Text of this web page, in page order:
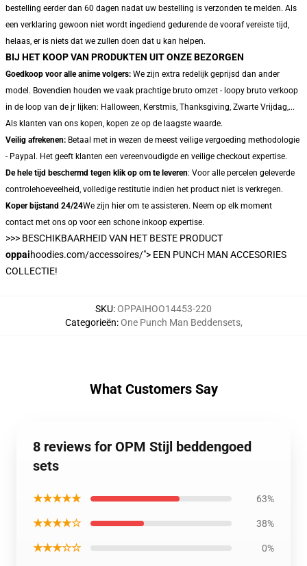
bestelling eerder dan 60 dagen nadat uw bestelling is verzonden te melden. Als
een verklaring gewoon niet wordt ingediend gedurende de vooraf vereiste tijd,
helaas, er is niets dat we zullen doen dat u kan helpen.
BIJ HET KOOP VAN PRODUKTEN UIT ONZE BEZORGEN
Goedkoop voor alle anime volgers: We zijn extra redelijk geprijsd dan ander
model. Bovendien houden we vaak prachtige bruto omzet - loopy bruto verkoop
in de loop van de jr lijken: Halloween, Kerstmis, Thanksgiving, Zwarte Vrijdag,...
Als klanten van ons kopen, kopen ze op de laagste waarde.
Veilig afrekenen: Betaal met in wezen de meest veilige vergoeding methodologie
- Paypal. Het geeft klanten een vereenvoudigde en veilige checkout expertise.
De hele tijd beschermd tegen klik op om te leveren: Voor alle percelen geleverde
controlehoeveelheid, volledige restitutie indien het product niet is verkregen.
Koper bijstand 24/24We zijn hier om te assisteren. Neem op elk moment
contact met ons op voor een schone inkoop expertise.
>>> BESCHIKBAARHEID VAN HET BESTE PRODUCT
oppaihoodies.com/accessoires/"> EEN PUNCH MAN ACCESORIES
COLLECTIE!
SKU:OPPAIHOO14453-220
Categorieën:One Punch Man Beddensets,
What Customers Say
8 reviews for OPM Stijl beddengoed
sets
★★★★★ 63%
★★★★☆ 38%
★★★☆☆ 0%